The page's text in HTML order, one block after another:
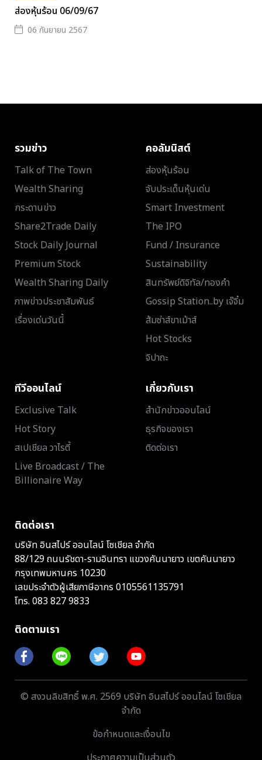
ส่องหุ้นร้อน 06/09/67
06 กันยายน 2567
รวมข่าว
Talk of The Town
Wealth Sharing
กระดานข่าว
Share2Trade Daily
Stock Daily Journal
Premium Stock
Wealth Sharing Daily
ภาพข่าวประชาสัมพันธ์
เรื่องเด่นวันนี้
คอลัมนิสต์
ส่องหุ้นร้อน
จับประเด็นหุ้นเด่น
Smart Investment
The IPO
Fund / Insurance
Sustainability
สินทรัพย์ดิจิทัล/ทองคำ
Gossip Station..by เจ๊จิ๋ม
ส้มซ่าส์ขาเม้าส์
Hot Stocks
จิปาถะ
ทีวีออนไลน์
Exclusive Talk
Hot Story
สเปเชียล วาไรตี้
Live Broadcast / The
Billionaire Way
เกี่ยวกับเรา
สำนักข่าวออนไลน์
ธุรกิจของเรา
ติดต่อเรา
ติดต่อเรา
บริษัท อินสไปร์ ออนไลน์ โซเชียล จำกัด
88/129 ถนนรัชดา-รามอินทรา แขวงคันนายาว เขตคันนายาว
กรุงเทพมหานคร 10230
เลขประจำตัวผู้เสียภาษีอากร 0105561135791
โทร. 083 827 9833
ติดตามเรา
© สงวนลิขสิทธิ์ พ.ศ. 2569 บริษัท อินสไปร์ ออนไลน์ โซเชียล
จำกัด
ข้อกำหนดและเงื่อนไข